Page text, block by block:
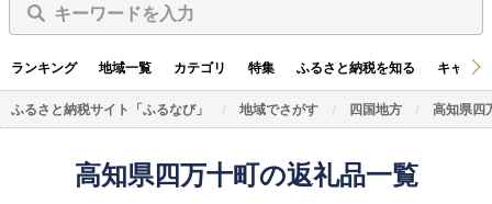
キーワードを入力
ランキング 地域一覧 カテゴリ 特集 ふるさと納税を知る キャン
ふるさと納税サイト「ふるなび」 地域でさがす 四国地方 高知県四
高知県四万十町の返礼品一覧